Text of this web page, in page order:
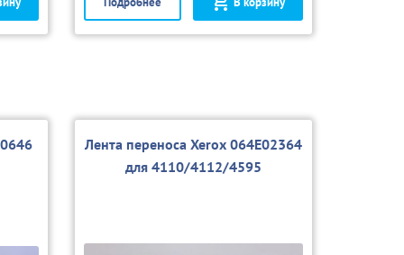
Лента переноса Xerox 064E02364
для 4110/4112/4595